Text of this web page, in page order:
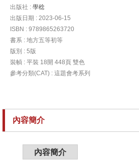
出版社 : 學稔
出版日期 : 2023-06-15
ISBN : 9789865263720
書系 : 地方五等初等
版別 : 5版
裝幀 : 平裝 18開 448頁 雙色
參考分類(CAT) : 這題會考系列
內容簡介
內容簡介